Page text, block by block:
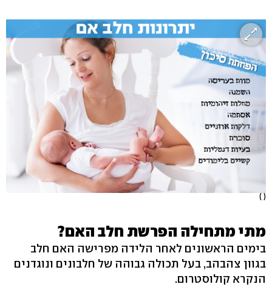
( )
מתי מתחילה הפרשת חלב האם?
בימים הראשונים לאחר הלידה מפרישה האם חלב
בגוון צהבהב, בעל תכולה גבוהה של חלבונים ונוגדנים
הנקרא קולוסטרום.